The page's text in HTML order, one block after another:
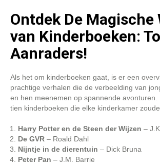
Ontdek De Magische
van Kinderboeken:
Aanraders!
Als het om kinderboeken gaat, is er een
prachtige verhalen die de verbeelding van
en hen meenemen op spannende avonturen.
tien kinderboeken die elke kinderkamer
Harry Potter en de Steen der Wijzen –
De GVR – Roald Dahl
Nijntje in de dierentuin – Dick Bruna
Peter Pan – J.M. Barrie